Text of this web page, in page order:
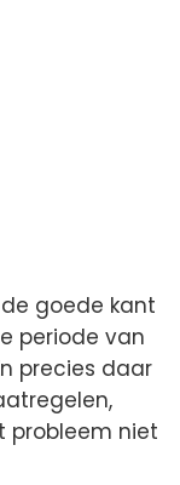
goede kant
periode van
precies daar
probleem niet